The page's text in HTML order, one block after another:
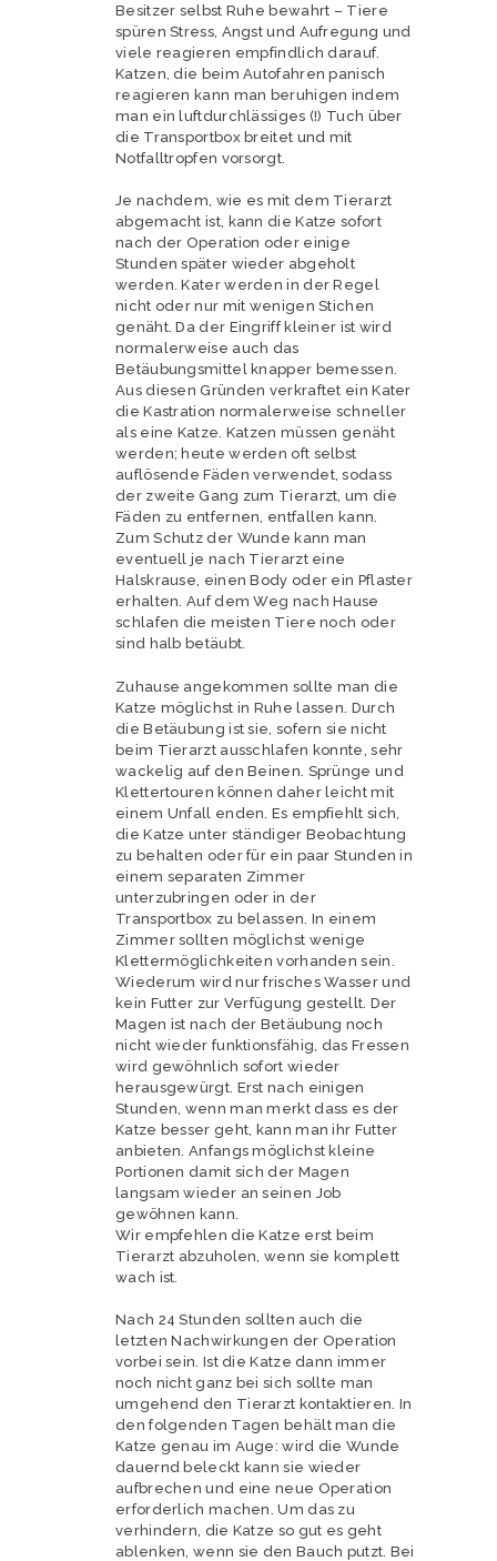
Besitzer selbst Ruhe bewahrt – Tiere
spüren Stress, Angst und Aufregung und
viele reagieren empfindlich darauf.
Katzen, die beim Autofahren panisch
reagieren kann man beruhigen indem
man ein luftdurchlässiges (!) Tuch über
die Transportbox breitet und mit
Notfalltropfen vorsorgt.
Je nachdem, wie es mit dem Tierarzt
abgemacht ist, kann die Katze sofort
nach der Operation oder einige
Stunden später wieder abgeholt
werden. Kater werden in der Regel
nicht oder nur mit wenigen Stichen
genäht. Da der Eingriff kleiner ist wird
normalerweise auch das
Betäubungsmittel knapper bemessen.
Aus diesen Gründen verkraftet ein Kater
die Kastration normalerweise schneller
als eine Katze. Katzen müssen genäht
werden; heute werden oft selbst
auflösende Fäden verwendet, sodass
der zweite Gang zum Tierarzt, um die
Fäden zu entfernen, entfallen kann.
Zum Schutz der Wunde kann man
eventuell je nach Tierarzt eine
Halskrause, einen Body oder ein Pflaster
erhalten. Auf dem Weg nach Hause
schlafen die meisten Tiere noch oder
sind halb betäubt.
Zuhause angekommen sollte man die
Katze möglichst in Ruhe lassen. Durch
die Betäubung ist sie, sofern sie nicht
beim Tierarzt ausschlafen konnte, sehr
wackelig auf den Beinen. Sprünge und
Klettertouren können daher leicht mit
einem Unfall enden. Es empfiehlt sich,
die Katze unter ständiger Beobachtung
zu behalten oder für ein paar Stunden in
einem separaten Zimmer
unterzubringen oder in der
Transportbox zu belassen. In einem
Zimmer sollten möglichst wenige
Klettermöglichkeiten vorhanden sein.
Wiederum wird nur frisches Wasser und
kein Futter zur Verfügung gestellt. Der
Magen ist nach der Betäubung noch
nicht wieder funktionsfähig, das Fressen
wird gewöhnlich sofort wieder
herausgewürgt. Erst nach einigen
Stunden, wenn man merkt dass es der
Katze besser geht, kann man ihr Futter
anbieten. Anfangs möglichst kleine
Portionen damit sich der Magen
langsam wieder an seinen Job
gewöhnen kann.
Wir empfehlen die Katze erst beim
Tierarzt abzuholen, wenn sie komplett
wach ist.
Nach 24 Stunden sollten auch die
letzten Nachwirkungen der Operation
vorbei sein. Ist die Katze dann immer
noch nicht ganz bei sich sollte man
umgehend den Tierarzt kontaktieren. In
den folgenden Tagen behält man die
Katze genau im Auge: wird die Wunde
dauernd beleckt kann sie wieder
aufbrechen und eine neue Operation
erforderlich machen. Um das zu
verhindern, die Katze so gut es geht
ablenken, wenn sie den Bauch putzt. Bei